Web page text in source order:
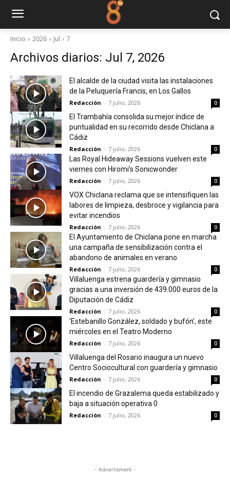
Inicio 2026 Jul 7
Archivos diarios: Jul 7, 2026
El alcalde de la ciudad visita las instalaciones
de la Peluquería Francis, en Los Gallos
Redacción - 7 julio, 2026 0
El Trambahía consolida su mejor índice de
puntualidad en su recorrido desde Chiclana a
Cádiz
Redacción - 7 julio, 2026 0
Las Royal Hideaway Sessions vuelven este
viernes con Hiromi’s Sonicwonder
Redacción - 7 julio, 2026 0
VOX Chiclana reclama que se intensifiquen las
labores de limpieza, desbroce y vigilancia para
evitar incendios
Redacción - 7 julio, 2026 0
El Ayuntamiento de Chiclana pone en marcha
una campaña de sensibilización contra el
abandono de animales en verano
Redacción - 7 julio, 2026 0
Villaluenga estrena guardería y gimnasio
gracias a una inversión de 439.000 euros de la
Diputación de Cádiz
Redacción - 7 julio, 2026 0
‘Estebanillo González, soldado y bufón’, este
miércoles en el Teatro Moderno
Redacción - 7 julio, 2026 0
Villaluenga del Rosario inaugura un nuevo
Centro Sociocultural con guardería y gimnasio
Redacción - 7 julio, 2026 0
El incendio de Grazalema queda estabilizado y
baja a situación operativa 0
Redacción - 7 julio, 2026 0
- Advertisment -